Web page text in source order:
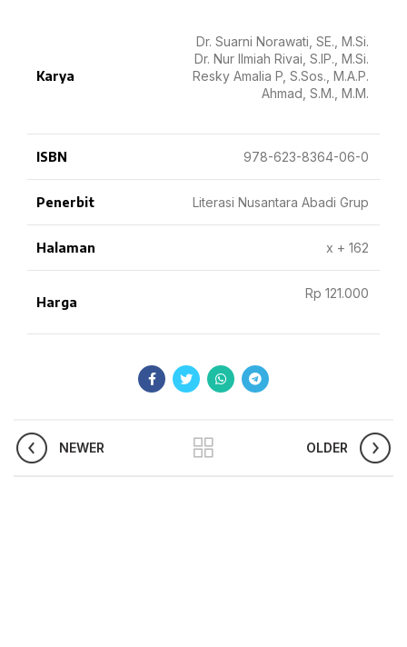
Karya
Dr. Suarni Norawati, SE., M.Si.
Dr. Nur Ilmiah Rivai, S.IP., M.Si.
Resky Amalia P, S.Sos., M.A.P.
Ahmad, S.M., M.M.
ISBN 978-623-8364-06-0
Penerbit Literasi Nusantara Abadi Grup
Halaman x + 162
Harga
Rp 121.000
NEWER OLDER